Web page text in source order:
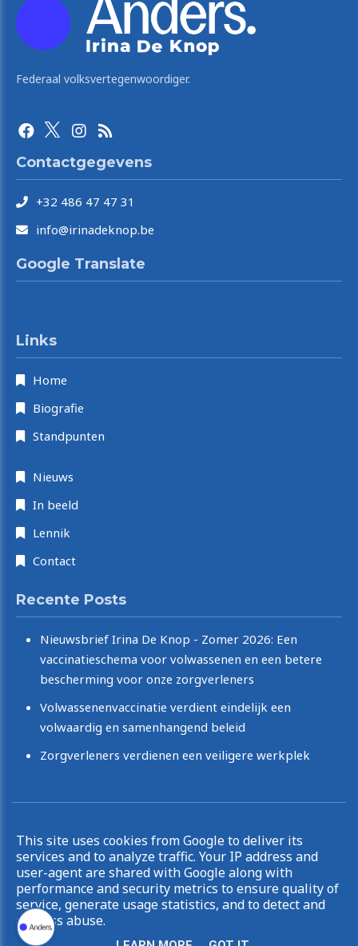
Federaal volksvertegenwoordiger.
Contactgegevens
+32 486 47 47 31
info@irinadeknop.be
Google Translate
Links
Home
Biografie
Standpunten
Nieuws
In beeld
Lennik
Contact
Recente Posts
Nieuwsbrief Irina De Knop - Zomer 2026: Een
vaccinatieschema voor volwassenen en een betere
bescherming voor onze zorgverleners
Volwassenenvaccinatie verdient eindelijk een
volwaardig en samenhangend beleid
Zorgverleners verdienen een veiligere werkplek
Privacy & Cookies|UP-TO-DATE WebDesign
This site uses cookies from Google to deliver its
services and to analyze traffic. Your IP address and
user-agent are shared with Google along with
performance and security metrics to ensure quality of
service, generate usage statistics, and to detect and
address abuse.